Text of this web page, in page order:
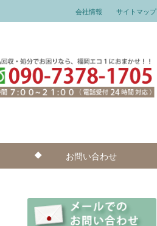
会社情報 サイトマップ
お問い合わせ